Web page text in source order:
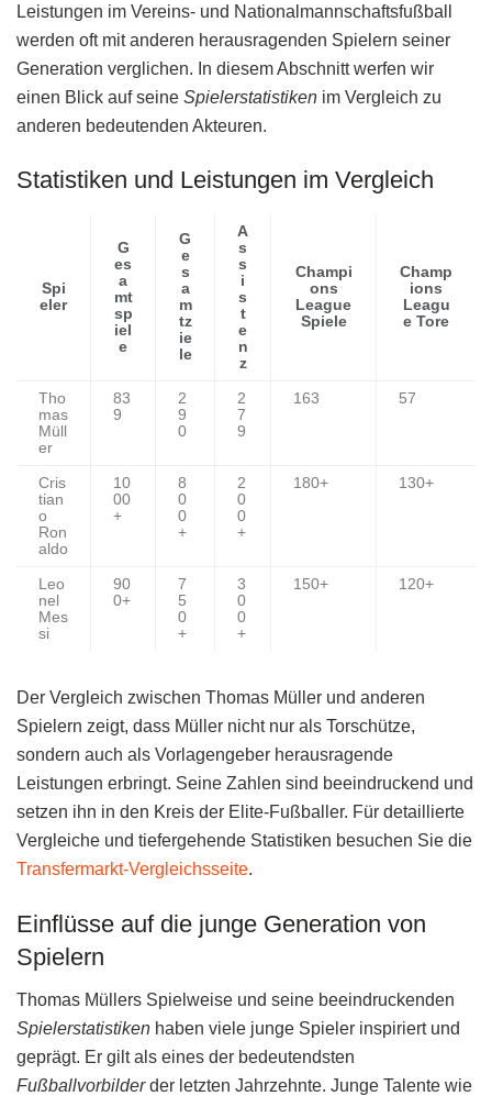
Leistungen im Vereins- und Nationalmannschaftsfußball
werden oft mit anderen herausragenden Spielern seiner
Generation verglichen. In diesem Abschnitt werfen wir
einen Blick auf seine Spielerstatistiken im Vergleich zu
anderen bedeutenden Akteuren.
Statistiken und Leistungen im Vergleich
Spi
eler
G
es
a
mt
sp
iel
e
G
e
s
a
m
tz
ie
le
A
s
s
i
s
t
e
n
z
Champi
ons
League
Spiele
Champ
ions
Leagu
e Tore
Tho
mas
Müll
er
83
9
2
9
0
2
7
9
163 57
Cris
tian
o
Ron
aldo
10
00
+
8
0
0
+
2
0
0
+
180+ 130+
Leo
nel
Mes
si
90
0+
7
5
0
+
3
0
0
+
150+ 120+
Der Vergleich zwischen Thomas Müller und anderen
Spielern zeigt, dass Müller nicht nur als Torschütze,
sondern auch als Vorlagengeber herausragende
Leistungen erbringt. Seine Zahlen sind beeindruckend und
setzen ihn in den Kreis der Elite-Fußballer. Für detaillierte
Vergleiche und tiefergehende Statistiken besuchen Sie die
Transfermarkt-Vergleichsseite.
Einflüsse auf die junge Generation von
Spielern
Thomas Müllers Spielweise und seine beeindruckenden
Spielerstatistiken haben viele junge Spieler inspiriert und
geprägt. Er gilt als eines der bedeutendsten
Fußballvorbilderder letzten Jahrzehnte. Junge Talente wie